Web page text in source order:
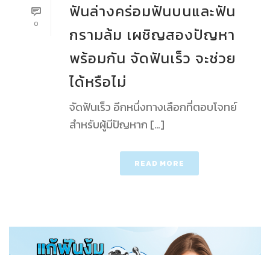
0
ฟันล่างคร่อมฟันบนและฟัน
กรามล้ม เผชิญสองปัญหา
พร้อมกัน จัดฟันเร็ว จะช่วย
ได้หรือไม่
จัดฟันเร็ว อีกหนึ่งทางเลือกที่ตอบโจทย์
สำหรับผู้มีปัญหาก […]
READ MORE